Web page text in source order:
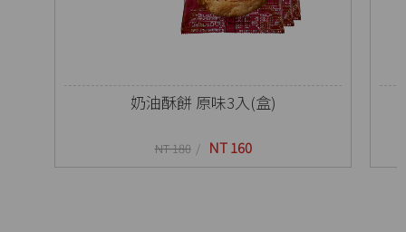
奶油酥餅 原味3入(盒)
NT 180 NT 160